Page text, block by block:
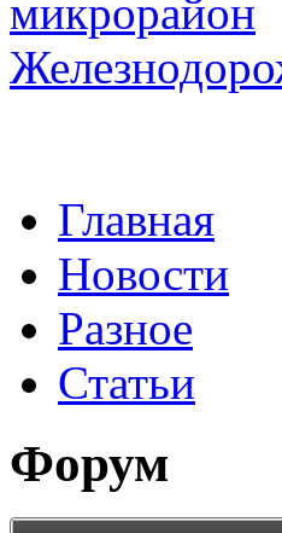
Главная
Новости
Разное
Статьи
Форум